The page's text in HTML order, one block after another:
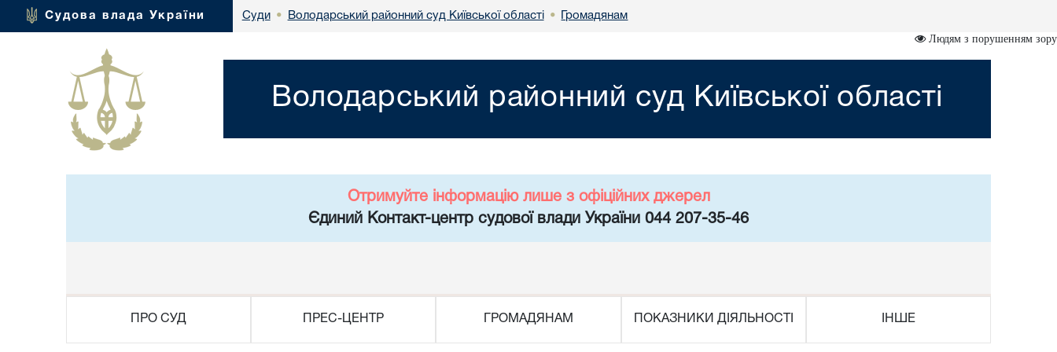
Судова влада України Суди • Володарський районний суд Київської області • Громадянам
Людям з порушенням зору
Володарський районний суд Київської області
Отримуйте інформацію лише з офіційних джерел
Єдиний Контакт-центр судової влади України 044 207-35-46
ПРО СУД ПРЕС-ЦЕНТР ГРОМАДЯНАМ ПОКАЗНИКИ ДІЯЛЬНОСТІ ІНШЕ